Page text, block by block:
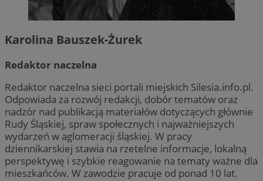
Karolina Bauszek-Żurek
Redaktor naczelna
Redaktor naczelna sieci portali miejskich Silesia.info.pl.
Odpowiada za rozwój redakcji, dobór tematów oraz
nadzór nad publikacją materiałów dotyczących głównie
Rudy Śląskiej, spraw społecznych i najważniejszych
wydarzeń w aglomeracji śląskiej. W pracy
dziennikarskiej stawia na rzetelne informacje, lokalną
perspektywę i szybkie reagowanie na tematy ważne dla
mieszkańców. W zawodzie pracuje od ponad 10 lat.